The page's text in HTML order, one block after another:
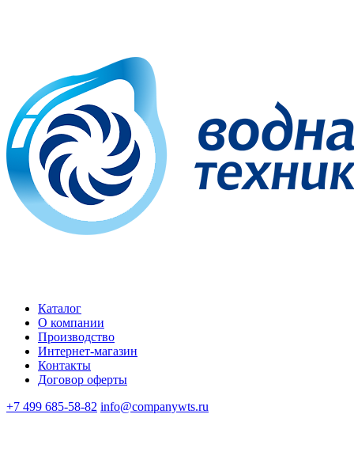
Каталог
О компании
Производство
Интернет-магазин
Контакты
Договор оферты
+7 499 685-58-82 info@companywts.ru